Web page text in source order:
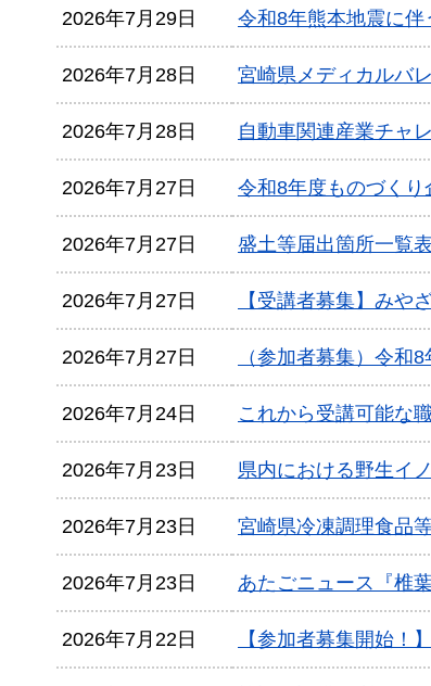
2026年7月29日 令和8年熊本地震に
2026年7月28日 宮崎県メディカルバ
2026年7月28日 自動車関連産業チャ
2026年7月27日 令和8年度ものづく
2026年7月27日 盛土等届出箇所一覧
2026年7月27日 【受講者募集】みや
2026年7月27日 （参加者募集）令和
2026年7月24日 これから受講可能な
2026年7月23日 県内における野生イ
2026年7月23日 宮崎県冷凍調理食品
2026年7月23日 あたごニュース『椎
2026年7月22日 【参加者募集開始！